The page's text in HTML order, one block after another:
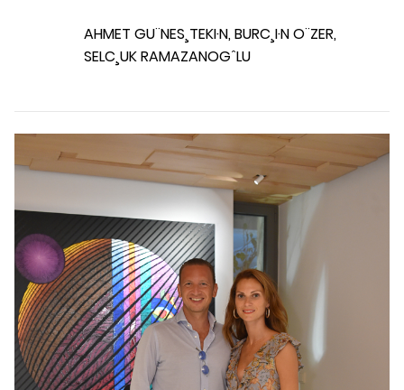
AHMET GU¨NES¸TEKI·N, BURC¸I·N O¨ZER,
SELC¸UK RAMAZANOGˆLU